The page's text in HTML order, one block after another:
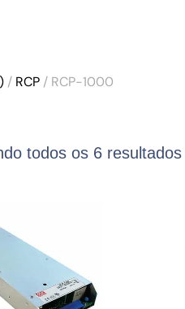
/ RCP / RCP-1000
todos os 6 resultados